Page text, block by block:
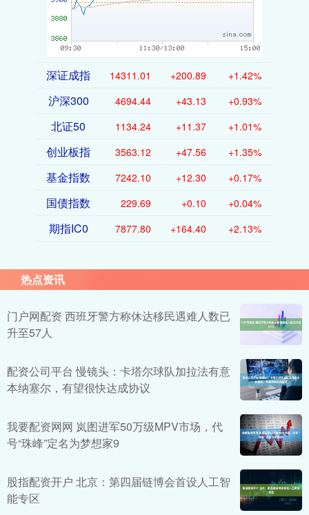
深证成指 14311.01 +200.89 +1.42%
沪深300 4694.44 +43.13 +0.93%
北证50 1134.24 +11.37 +1.01%
创业板指 3563.12 +47.56 +1.35%
基金指数 7242.10 +12.30 +0.17%
国债指数 229.69 +0.10 +0.04%
期指IC0 7877.80 +164.40 +2.13%
热点资讯
门户网配资 西班牙警方称休达移民遇难人数已
升至57人
配资公司平台 慢镜头：卡塔尔球队加拉法有意
本纳塞尔，有望很快达成协议
我要配资网网 岚图进军50万级MPV市场，代
号“珠峰”定名为梦想家9
股指配资开户 北京：第四届链博会首设人工智
能专区